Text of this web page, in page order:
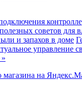
советов для
и запахов в доме
управление